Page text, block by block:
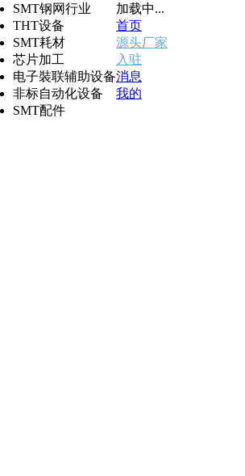
SMT钢网行业
THT设备
SMT耗材
芯片加工
电子裝联辅助设备
非标自动化设备
SMT配件
加载中...
首页
源头厂家
入驻
消息
我的